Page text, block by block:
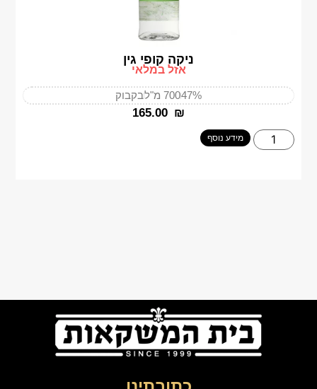
ניקה קופי גין
אזל במלאי
47%700 מ"ל בקבוק
‎165.00 ₪
מידע נוסף